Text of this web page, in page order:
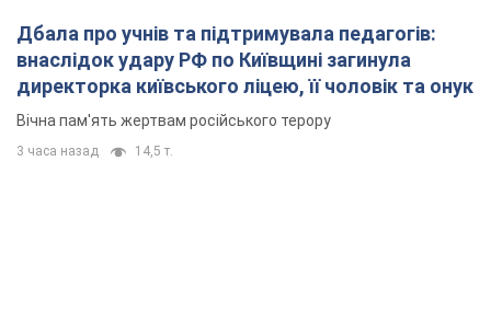
Дбала про учнів та підтримувала педагогів:
внаслідок удару РФ по Київщині загинула
директорка київського ліцею, її чоловік та онук
Вічна пам'ять жертвам російського терору
3 часа назад 14,5 т.